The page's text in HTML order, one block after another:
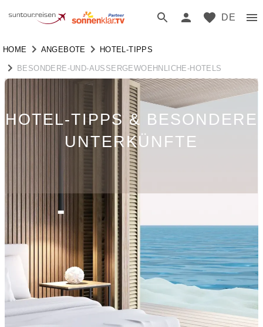
DE
HOME ANGEBOTE HOTEL-TIPPS
BESONDERE-UND-AUSSERGEWOEHNLICHE-HOTELS
HOTEL-TIPPS & BESONDERE
UNTERKÜNFTE